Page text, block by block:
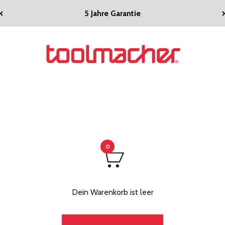
5 Jahre Garantie
toolmacher
0
Dein Warenkorb ist leer